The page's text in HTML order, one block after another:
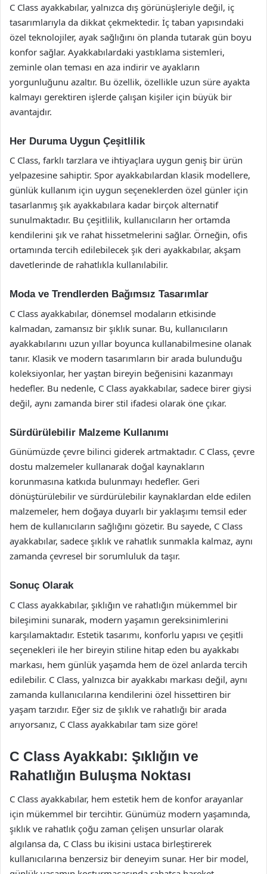
C Class ayakkabılar, yalnızca dış görünüşleriyle değil, iç
tasarımlarıyla da dikkat çekmektedir. İç taban yapısındaki
özel teknolojiler, ayak sağlığını ön planda tutarak gün boyu
konfor sağlar. Ayakkabılardaki yastıklama sistemleri,
zeminle olan teması en aza indirir ve ayakların
yorgunluğunu azaltır. Bu özellik, özellikle uzun süre ayakta
kalmayı gerektiren işlerde çalışan kişiler için büyük bir
avantajdır.
Her Duruma Uygun Çeşitlilik
C Class, farklı tarzlara ve ihtiyaçlara uygun geniş bir ürün
yelpazesine sahiptir. Spor ayakkabılardan klasik modellere,
günlük kullanım için uygun seçeneklerden özel günler için
tasarlanmış şık ayakkabılara kadar birçok alternatif
sunulmaktadır. Bu çeşitlilik, kullanıcıların her ortamda
kendilerini şık ve rahat hissetmelerini sağlar. Örneğin, ofis
ortamında tercih edilebilecek şık deri ayakkabılar, akşam
davetlerinde de rahatlıkla kullanılabilir.
Moda ve Trendlerden Bağımsız Tasarımlar
C Class ayakkabılar, dönemsel modaların etkisinde
kalmadan, zamansız bir şıklık sunar. Bu, kullanıcıların
ayakkabılarını uzun yıllar boyunca kullanabilmesine olanak
tanır. Klasik ve modern tasarımların bir arada bulunduğu
koleksiyonlar, her yaştan bireyin beğenisini kazanmayı
hedefler. Bu nedenle, C Class ayakkabılar, sadece birer giysi
değil, aynı zamanda birer stil ifadesi olarak öne çıkar.
Sürdürülebilir Malzeme Kullanımı
Günümüzde çevre bilinci giderek artmaktadır. C Class, çevre
dostu malzemeler kullanarak doğal kaynakların
korunmasına katkıda bulunmayı hedefler. Geri
dönüştürülebilir ve sürdürülebilir kaynaklardan elde edilen
malzemeler, hem doğaya duyarlı bir yaklaşımı temsil eder
hem de kullanıcıların sağlığını gözetir. Bu sayede, C Class
ayakkabılar, sadece şıklık ve rahatlık sunmakla kalmaz, aynı
zamanda çevresel bir sorumluluk da taşır.
Sonuç Olarak
C Class ayakkabılar, şıklığın ve rahatlığın mükemmel bir
bileşimini sunarak, modern yaşamın gereksinimlerini
karşılamaktadır. Estetik tasarımı, konforlu yapısı ve çeşitli
seçenekleri ile her bireyin stiline hitap eden bu ayakkabı
markası, hem günlük yaşamda hem de özel anlarda tercih
edilebilir. C Class, yalnızca bir ayakkabı markası değil, aynı
zamanda kullanıcılarına kendilerini özel hissettiren bir
yaşam tarzıdır. Eğer siz de şıklık ve rahatlığı bir arada
arıyorsanız, C Class ayakkabılar tam size göre!
C Class Ayakkabı: Şıklığın ve
Rahatlığın Buluşma Noktası
C Class ayakkabılar, hem estetik hem de konfor arayanlar
için mükemmel bir tercihtir. Günümüz modern yaşamında,
şıklık ve rahatlık çoğu zaman çelişen unsurlar olarak
algılansa da, C Class bu ikisini ustaca birleştirerek
kullanıcılarına benzersiz bir deneyim sunar. Her bir model,